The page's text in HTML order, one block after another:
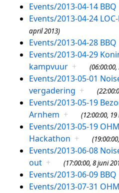
Events/2013-04-14 BBQ
Events/2013-04-24
april 2013)
Events/2013-04-28 BBQ
Events/2013-04-29
kampvuur +
Events/2013-05-01
vergadering +
Events/2013-05-19
Arnhem + (12:00:00,
Events/2013-05-19 OHM
Hackathon +
Events/2013-06-08
out + (17:00:00, 8 juni
Events/2013-06-09 BBQ
Events/2013-07-31